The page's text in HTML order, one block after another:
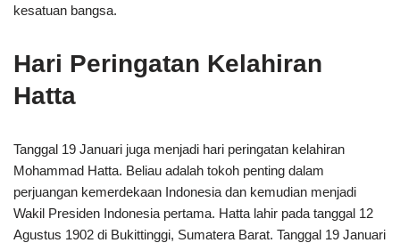
kesatuan bangsa.
Hari Peringatan Kelahiran
Hatta
Tanggal 19 Januari juga menjadi hari peringatan kelahiran
Mohammad Hatta. Beliau adalah tokoh penting dalam
perjuangan kemerdekaan Indonesia dan kemudian menjadi
Wakil Presiden Indonesia pertama. Hatta lahir pada tanggal 12
Agustus 1902 di Bukittinggi, Sumatera Barat. Tanggal 19 Januari